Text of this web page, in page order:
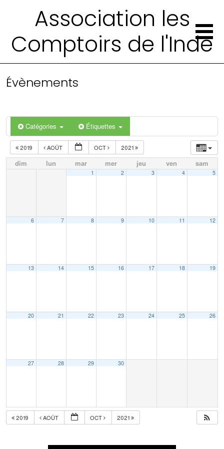
Association les
Comptoirs de l'Inde
Évènements
Catégories Étiquettes
2019 AOÛT OCT 2021
dim lun mar mer jeu ven sam
1 2 3 4 5
6 7 8 9 10 11 12
13 14 15 16 17 18 19
20 21 22 23 24 25 26
27 28 29 30
2019 AOÛT OCT 2021